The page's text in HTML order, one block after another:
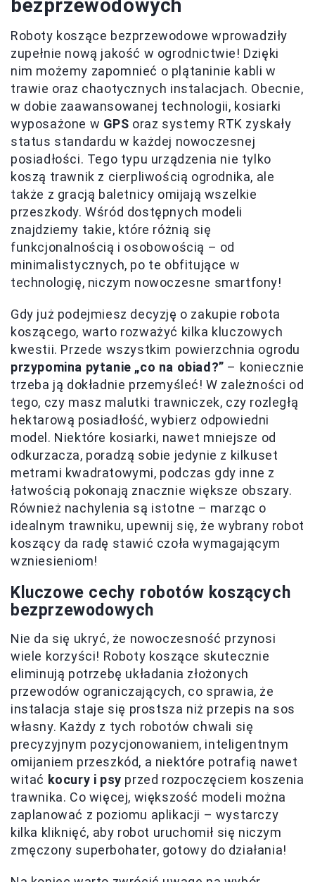
bezprzewodowych
Roboty koszące bezprzewodowe wprowadziły
zupełnie nową jakość w ogrodnictwie! Dzięki
nim możemy zapomnieć o plątaninie kabli w
trawie oraz chaotycznych instalacjach. Obecnie,
w dobie zaawansowanej technologii, kosiarki
wyposażone w GPS oraz systemy RTK zyskały
status standardu w każdej nowoczesnej
posiadłości. Tego typu urządzenia nie tylko
koszą trawnik z cierpliwością ogrodnika, ale
także z gracją baletnicy omijają wszelkie
przeszkody. Wśród dostępnych modeli
znajdziemy takie, które różnią się
funkcjonalnością i osobowością – od
minimalistycznych, po te obfitujące w
technologię, niczym nowoczesne smartfony!
Gdy już podejmiesz decyzję o zakupie robota
koszącego, warto rozważyć kilka kluczowych
kwestii. Przede wszystkim powierzchnia ogrodu
przypomina pytanie „co na obiad?” – koniecznie
trzeba ją dokładnie przemyśleć! W zależności od
tego, czy masz malutki trawniczek, czy rozległą
hektarową posiadłość, wybierz odpowiedni
model. Niektóre kosiarki, nawet mniejsze od
odkurzacza, poradzą sobie jedynie z kilkuset
metrami kwadratowymi, podczas gdy inne z
łatwością pokonają znacznie większe obszary.
Również nachylenia są istotne – marząc o
idealnym trawniku, upewnij się, że wybrany robot
koszący da radę stawić czoła wymagającym
wzniesieniom!
Kluczowe cechy robotów koszących
bezprzewodowych
Nie da się ukryć, że nowoczesność przynosi
wiele korzyści! Roboty koszące skutecznie
eliminują potrzebę układania złożonych
przewodów ograniczających, co sprawia, że
instalacja staje się prostsza niż przepis na sos
własny. Każdy z tych robotów chwali się
precyzyjnym pozycjonowaniem, inteligentnym
omijaniem przeszkód, a niektóre potrafią nawet
witać kocury i psy przed rozpoczęciem koszenia
trawnika. Co więcej, większość modeli można
zaplanować z poziomu aplikacji – wystarczy
kilka kliknięć, aby robot uruchomił się niczym
zmęczony superbohater, gotowy do działania!